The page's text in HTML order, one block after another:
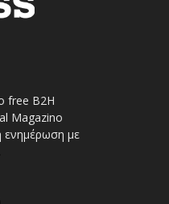
free Β2Η
Magazino
ενημέρωση με